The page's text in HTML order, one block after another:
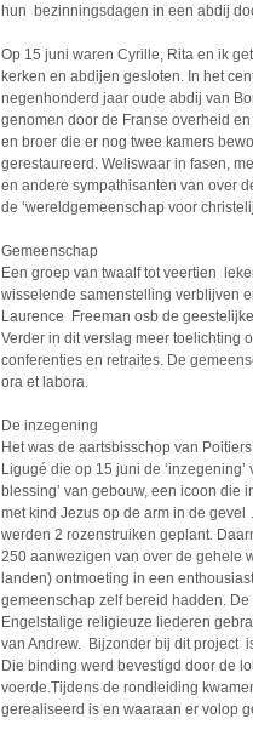
hun bezinningsdagen in een abdij
Op 15 juni waren Cyrille, Rita en ik
kerken en abdijen gesloten. In het
negenhonderd jaar oude abdij van
genomen door de Franse overheid
en broer die er nog twee kamers
gerestaureerd. Weliswaar in fasen,
en andere sympathisanten van over
de ‘wereldgemeenschap voor
Gemeenschap
Een groep van twaalf tot veertien
wisselende samenstelling verblijven
Laurence Freeman osb de
Verder in dit verslag meer toelichting
conferenties en retraites. De
ora et labora.
De inzegening
Het was de aartsbisschop van
Ligugé die op 15 juni de
blessing’ van gebouw, een icoon die
met kind Jezus op de arm in de
werden 2 rozenstruiken geplant.
250 aanwezigen van over de gehele
landen) ontmoeting in een
gemeenschap zelf bereid hadden.
Engelstalige religieuze liederen
van Andrew. Bijzonder bij dit project
Die binding werd bevestigd door de
voerde.Tijdens de rondleiding
gerealiseerd is en waaraan er volop